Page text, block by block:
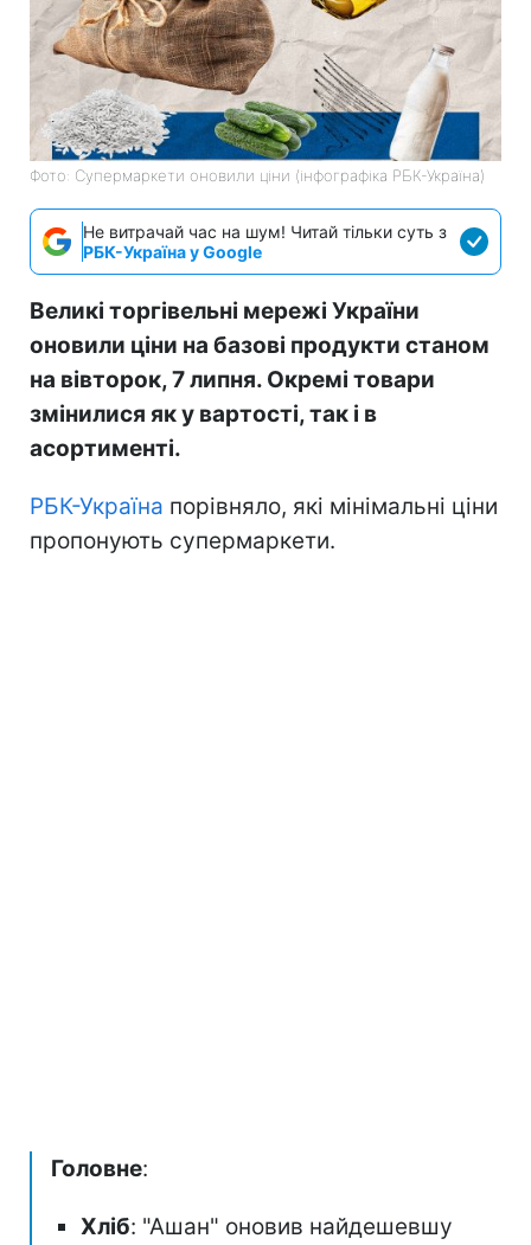
Фото: Супермаркети оновили ціни (інфографіка РБК-Україна)
Не витрачай час на шум! Читай тільки суть з
РБК-Україна у Google
Великі торгівельні мережі України
оновили ціни на базові продукти станом
на вівторок, 7 липня. Окремі товари
змінилися як у вартості, так і в
асортименті.
РБК-Україна порівняло, які мінімальні ціни
пропонують супермаркети.
Головне:
Хліб: "Ашан" оновив найдешевшу